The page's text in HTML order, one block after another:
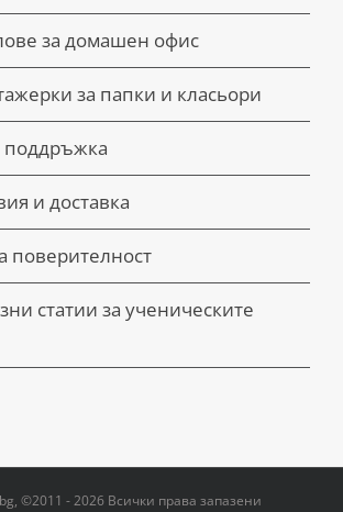
за домашен офис
за папки и класьори
поддръжка
и доставка
поверителност
статии за ученическите
©2011 - 2026 Всички права запазени